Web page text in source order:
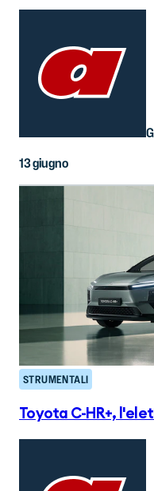
13 giugno
STRUMENTALI
Toyota C-HR+,